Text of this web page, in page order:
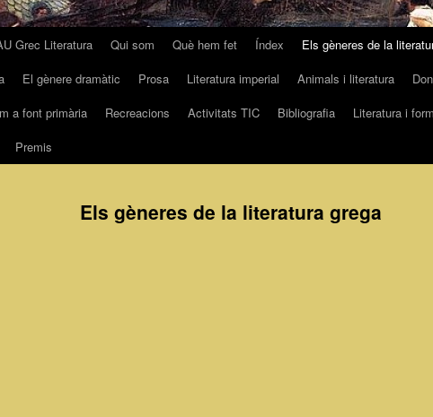
Grec Literatura Qui som Què hem fet Índex Els gèneres de la
El gènere dramàtic Prosa Literatura imperial Animals i literatura
a font primària
Recreacions Activitats TIC Bibliografia Literatura i
Premis
Els gèneres de la literatura grega